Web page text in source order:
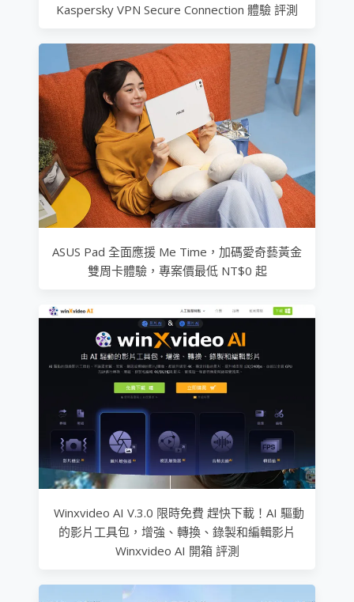
Kaspersky VPN Secure Connection 體驗 評測
ASUS Pad 全面應援 Me Time，加碼愛奇藝黃金
雙周卡體驗，專案價最低 NT$0 起
Winxvideo AI V.3.0 限時免費 趕快下載！AI 驅動
的影片工具包，增強、轉換、錄製和編輯影片
Winxvideo AI 開箱 評測